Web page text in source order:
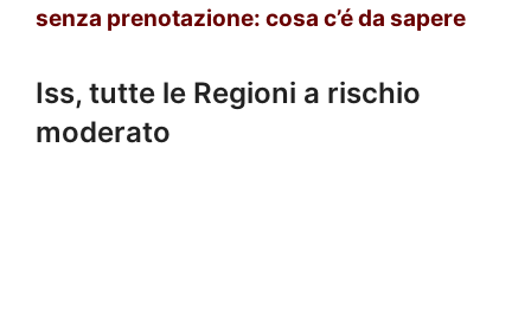
senza prenotazione: cosa c’é da sapere
Iss, tutte le Regioni a rischio
moderato